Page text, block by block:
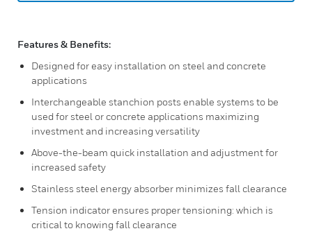
Features & Benefits:
Designed for easy installation on steel and concrete
applications
Interchangeable stanchion posts enable systems to be
used for steel or concrete applications maximizing
investment and increasing versatility
Above-the-beam quick installation and adjustment for
increased safety
Stainless steel energy absorber minimizes fall clearance
Tension indicator ensures proper tensioning: which is
critical to knowing fall clearance